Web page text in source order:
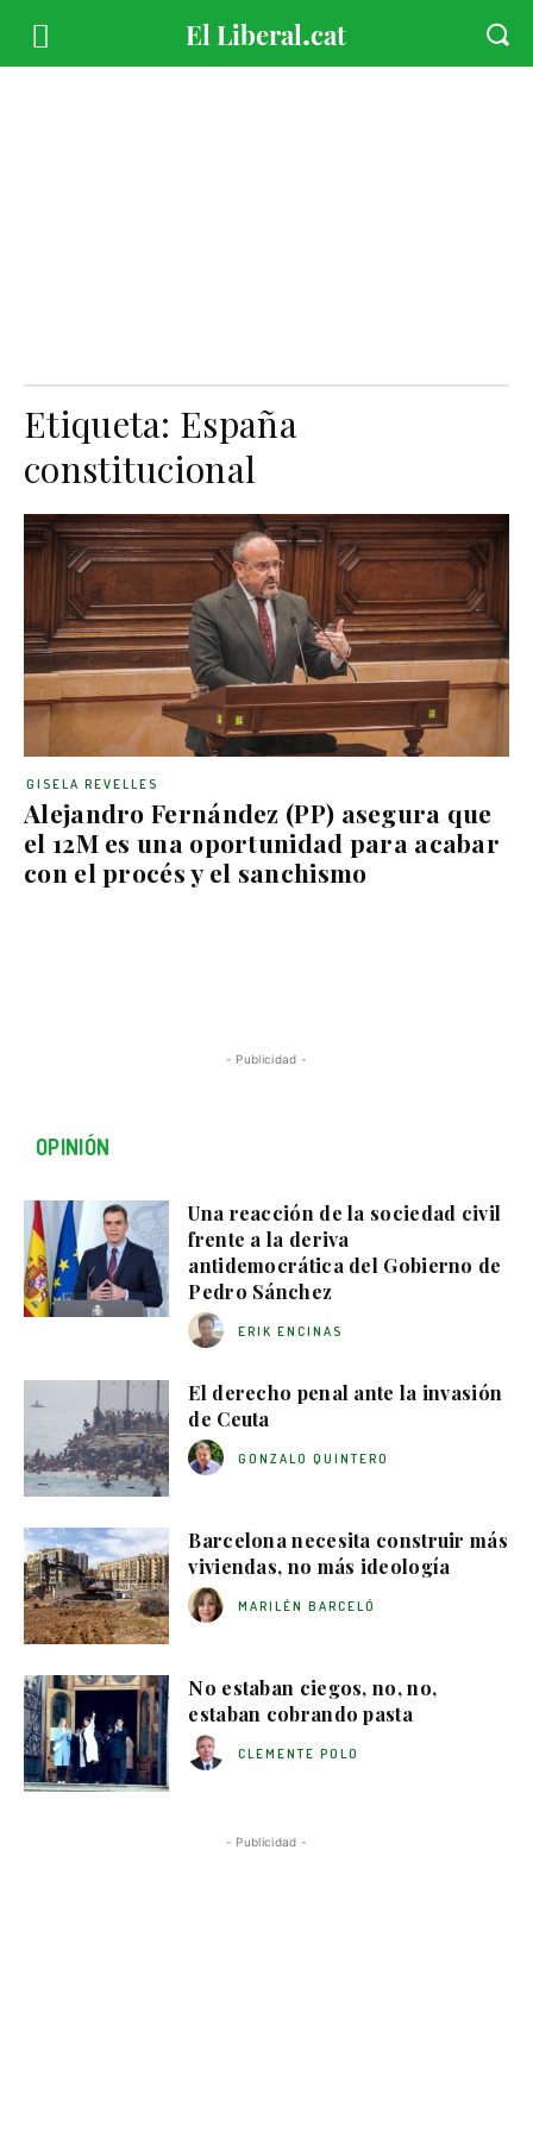
Etiqueta: España
constitucional
Alejandro Fernández (PP) asegura que
el 12M es una oportunidad para acabar
con el procés y el sanchismo
GISELA REVELLES
- Publicidad -
OPINIÓN
Una reacción de la sociedad civil
frente a la deriva
antidemocrática del Gobierno de
Pedro Sánchez
ERIK ENCINAS
El derecho penal ante la invasión
de Ceuta
GONZALO QUINTERO
Barcelona necesita construir más
viviendas, no más ideología
MARILÉN BARCELÓ
No estaban ciegos, no, no,
estaban cobrando pasta
CLEMENTE POLO
- Publicidad -